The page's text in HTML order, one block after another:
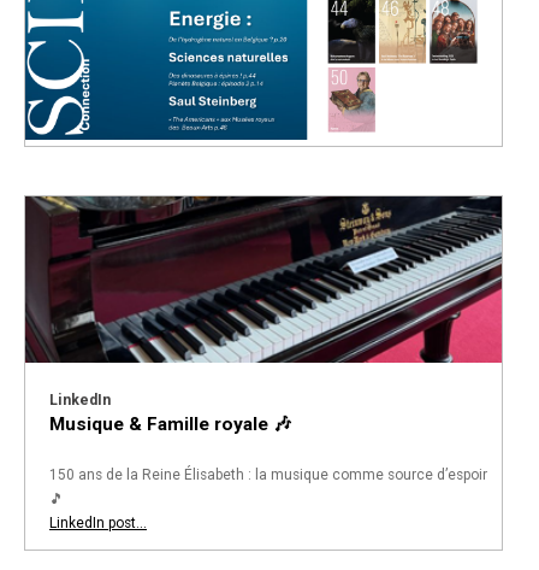
LinkedIn
Musique & Famille royale 🎶
150 ans de la Reine Élisabeth : la musique comme source d’espoir
🎵
LinkedIn post...